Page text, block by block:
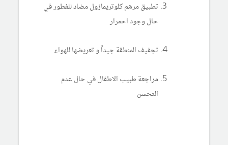
تطبيق مرهم كلوتريمازول مضاد للفطور في
حال وجود احمرار
تجفيف المنطقة جيداً و تعريضها للهواء
مراجعة طبيب الاطفال في حال عدم
التحسن